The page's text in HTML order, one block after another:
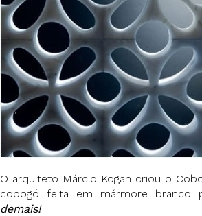
O arquiteto Márcio Kogan criou o
cobogó feita em mármore branco
demais!